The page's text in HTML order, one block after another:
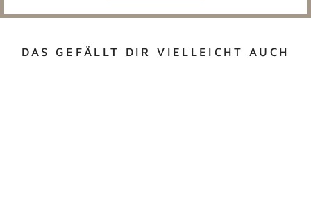
DAS GEFÄLLT DIR VIELLEICHT AUCH